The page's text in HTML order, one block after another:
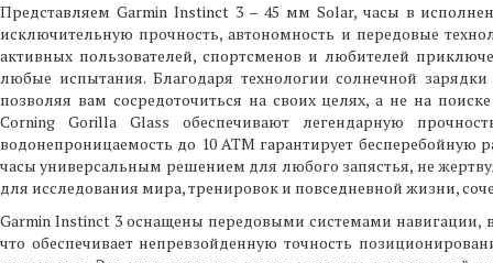
Представляем Garmin Instinct 3 – 45 мм Solar, часы в
исключительную прочность, автономность и передовые
активных пользователей, спортсменов и любителей
любые испытания. Благодаря технологии солнечной
позволяя вам сосредоточиться на своих целях, а не на
Corning Gorilla Glass обеспечивают легендарную
водонепроницаемость до 10 ATM гарантирует
часы универсальным решением для любого запястья, не
для исследования мира, тренировок и повседневной жизни,
Garmin Instinct 3 оснащены передовыми системами навигации,
что обеспечивает непревзойденную точность